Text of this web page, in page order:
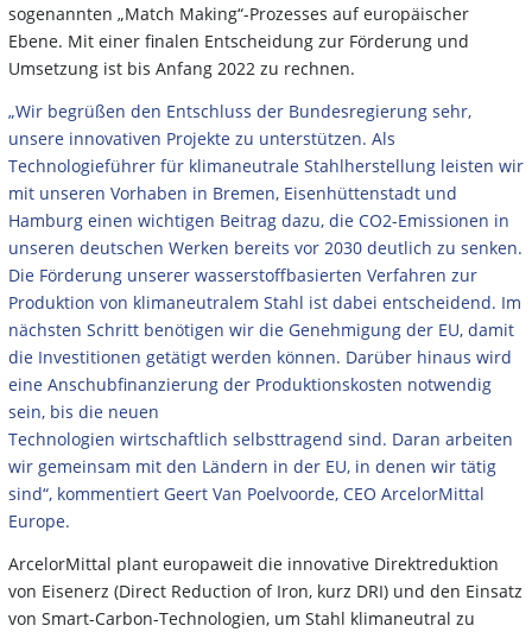
sogenannten „Match Making“-Prozesses auf europäischer
Ebene. Mit einer finalen Entscheidung zur Förderung und
Umsetzung ist bis Anfang 2022 zu rechnen.
„Wir begrüßen den Entschluss der Bundesregierung sehr,
unsere innovativen Projekte zu unterstützen. Als
Technologieführer für klimaneutrale Stahlherstellung leisten wir
mit unseren Vorhaben in Bremen, Eisenhüttenstadt und
Hamburg einen wichtigen Beitrag dazu, die CO2-Emissionen in
unseren deutschen Werken bereits vor 2030 deutlich zu senken.
Die Förderung unserer wasserstoffbasierten Verfahren zur
Produktion von klimaneutralem Stahl ist dabei entscheidend. Im
nächsten Schritt benötigen wir die Genehmigung der EU, damit
die Investitionen getätigt werden können. Darüber hinaus wird
eine Anschubfinanzierung der Produktionskosten notwendig
sein, bis die neuen
Technologien wirtschaftlich selbsttragend sind. Daran arbeiten
wir gemeinsam mit den Ländern in der EU, in denen wir tätig
sind“, kommentiert Geert Van Poelvoorde, CEO ArcelorMittal
Europe.
ArcelorMittal plant europaweit die innovative Direktreduktion
von Eisenerz (Direct Reduction of Iron, kurz DRI) und den Einsatz
von Smart-Carbon-Technologien, um Stahl klimaneutral zu